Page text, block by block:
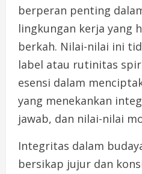
berperan penting
lingkungan kerja yang
berkah. Nilai-nilai ini
label atau rutinitas
esensi dalam
yang menekankan
jawab, dan nilai-nilai
Integritas dalam
bersikap jujur dan